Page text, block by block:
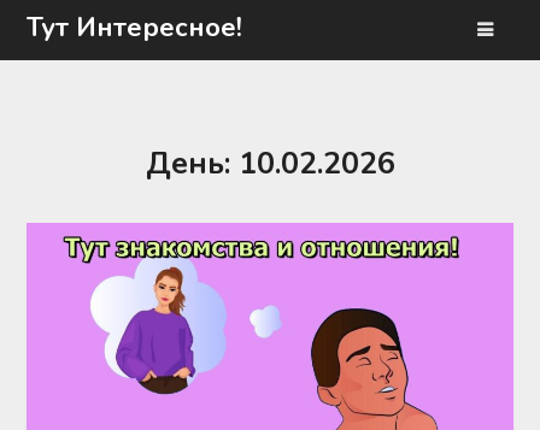
Перейти
Тут Интересное!
День: 10.02.2026